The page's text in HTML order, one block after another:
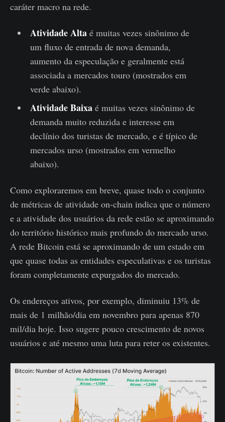
caráter macro na rede.
Atividade Altaé muitas vezes sinônimo de
um fluxo de entrada de nova demanda,
aumento da especulação e geralmente está
associada a mercados touro (mostrados em
verde abaixo).
Atividade Baixaé muitas vezes sinônimo de
demanda muito reduzida e interesse em
declínio dos turistas de mercado, e é típico de
mercados urso (mostrados em vermelho
abaixo).
Como exploraremos em breve, quase todo o conjunto
de métricas de atividade on-chain indica que o número
e a atividade dos usuários da rede estão se aproximando
do território histórico mais profundo do mercado urso.
A rede Bitcoin está se aproximando de um estado em
que quase todas as entidades especulativas e os turistas
foram completamente expurgados do mercado.
Os endereços ativos, por exemplo, diminuiu 13% de
mais de 1 milhão/dia em novembro para apenas 870
mil/dia hoje. Isso sugere pouco crescimento de novos
usuários e até mesmo uma luta para reter os existentes.